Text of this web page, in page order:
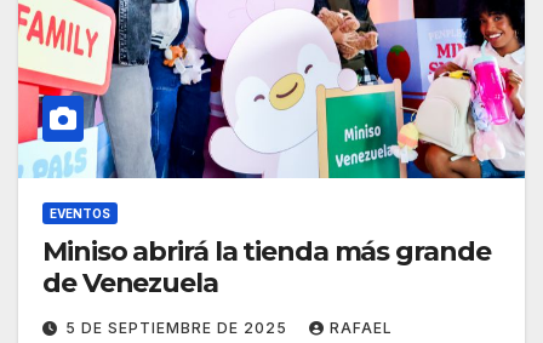
EVENTOS
Miniso abrirá la tienda más grande
de Venezuela
5 DE SEPTIEMBRE DE 2025
RAFAEL